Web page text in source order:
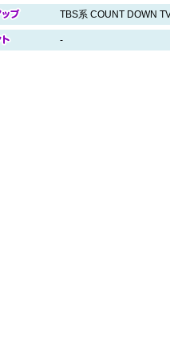
TBS系 COUNT DOWN
-